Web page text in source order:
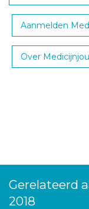
Aanmelden
Over
Gerelateerd
2018